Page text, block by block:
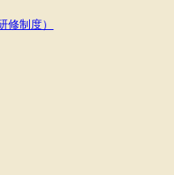
修制度）